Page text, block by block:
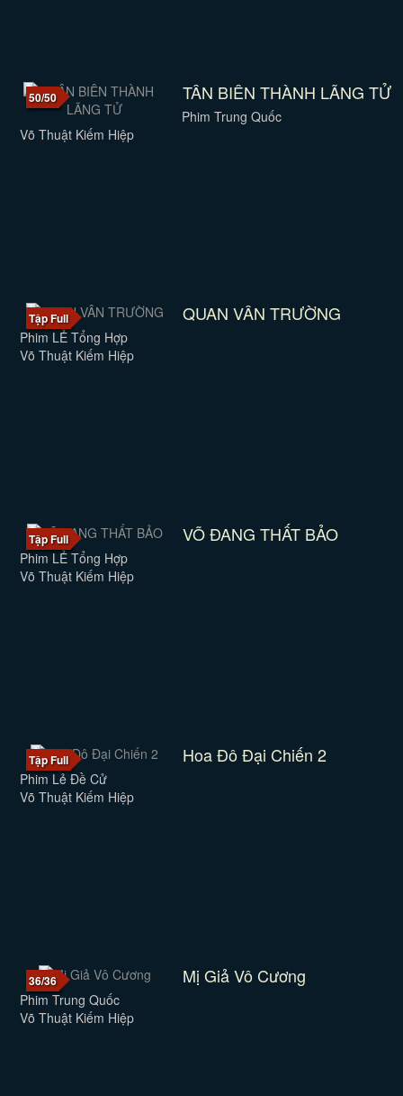
50/50 TÂN BIÊN THÀNH LÃNG TỬ
Phim Trung Quốc
Võ Thuật Kiếm Hiệp
Tập Full QUAN VÂN TRƯỜNG
Phim LẺ Tổng Hợp
Võ Thuật Kiếm Hiệp
Tập Full VÕ ĐANG THẤT BẢO
Phim LẺ Tổng Hợp
Võ Thuật Kiếm Hiệp
Tập Full Hoa Đô Đại Chiến 2
Phim Lẻ Đề Cử
Võ Thuật Kiếm Hiệp
36/36 Mị Giả Vô Cương
Phim Trung Quốc
Võ Thuật Kiếm Hiệp